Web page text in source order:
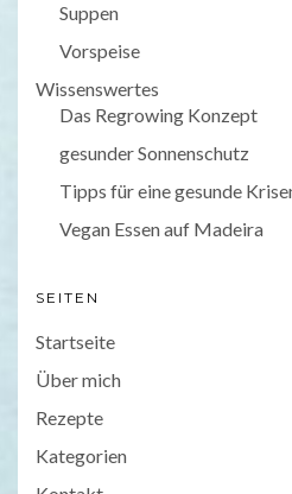
Suppen
Vorspeise
Wissenswertes
Das Regrowing Konzept
gesunder Sonnenschutz
Tipps für eine gesunde
Vegan Essen auf Madeira
SEITEN
Startseite
Über mich
Rezepte
Kategorien